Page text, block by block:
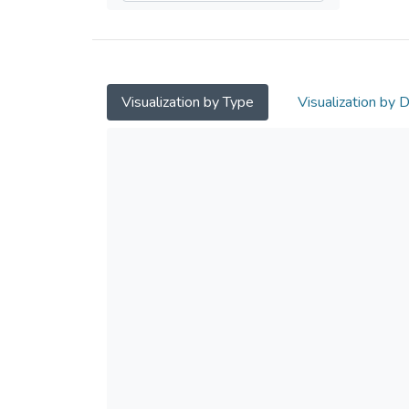
Visualization by Type Visualization by